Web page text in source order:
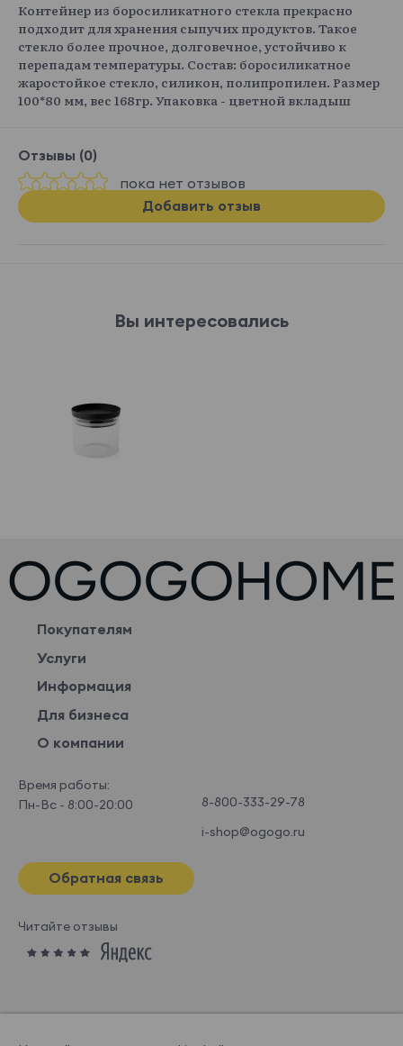
Контейнер из боросиликатного стекла прекрасно
подходит для хранения сыпучих продуктов. Такое
стекло более прочное, долговечное, устойчиво к
перепадам температуры. Состав: боросиликатное
жаростойкое стекло, силикон, полипропилен. Размер
100*80 мм, вес 168гр. Упаковка - цветной вкладыш
Отзывы (0)
пока нет отзывов
Добавить отзыв
Вы интересовались
Покупателям
Услуги
Информация
Для бизнеса
О компании
Время работы:
Пн-Вс - 8:00-20:00
8-800-333-29-78
i-shop@ogogo.ru
Обратная связь
Читайте отзывы